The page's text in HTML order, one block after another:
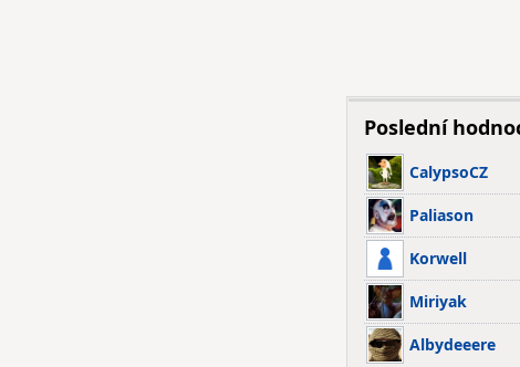
Poslední
CalypsoCZ
Paliason
Korwell
Miriyak
Albydeeere